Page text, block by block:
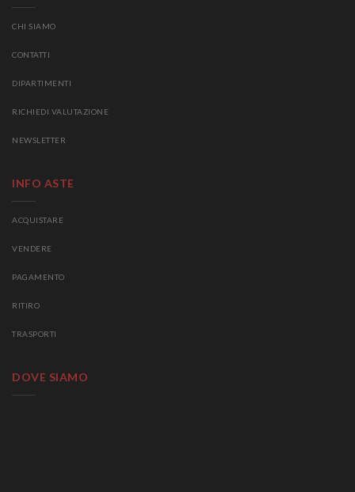
CHI SIAMO
CONTATTI
DIPARTIMENTI
RICHIEDI VALUTAZIONE
NEWSLETTER
INFO ASTE
ACQUISTARE
VENDERE
PAGAMENTO
RITIRO
TRASPORTI
DOVE SIAMO